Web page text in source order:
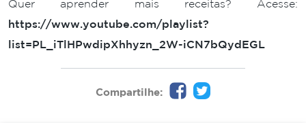
Quer aprender mais receitas? Acesse:
https://www.youtube.com/playlist?
list=PL_iTlHPwdipXhhyzn_2W-iCN7bQydEGL
Compartilhe: